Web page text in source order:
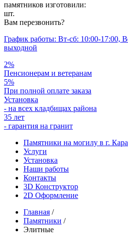
памятников изготовили:
шт.
Вам перезвонить?
График работы: Вт-сб: 10:00-17:00,
выходной
2%
Пенсионерам и ветеранам
5%
При полной оплате заказа
Установка
- на всех кладбищах района
35 лет
- гарантия на гранит
Памятники на могилу в г.
Услуги
Установка
Наши работы
Контакты
3D Конструктор
2D Оформление
Главная /
Памятники /
Элитные